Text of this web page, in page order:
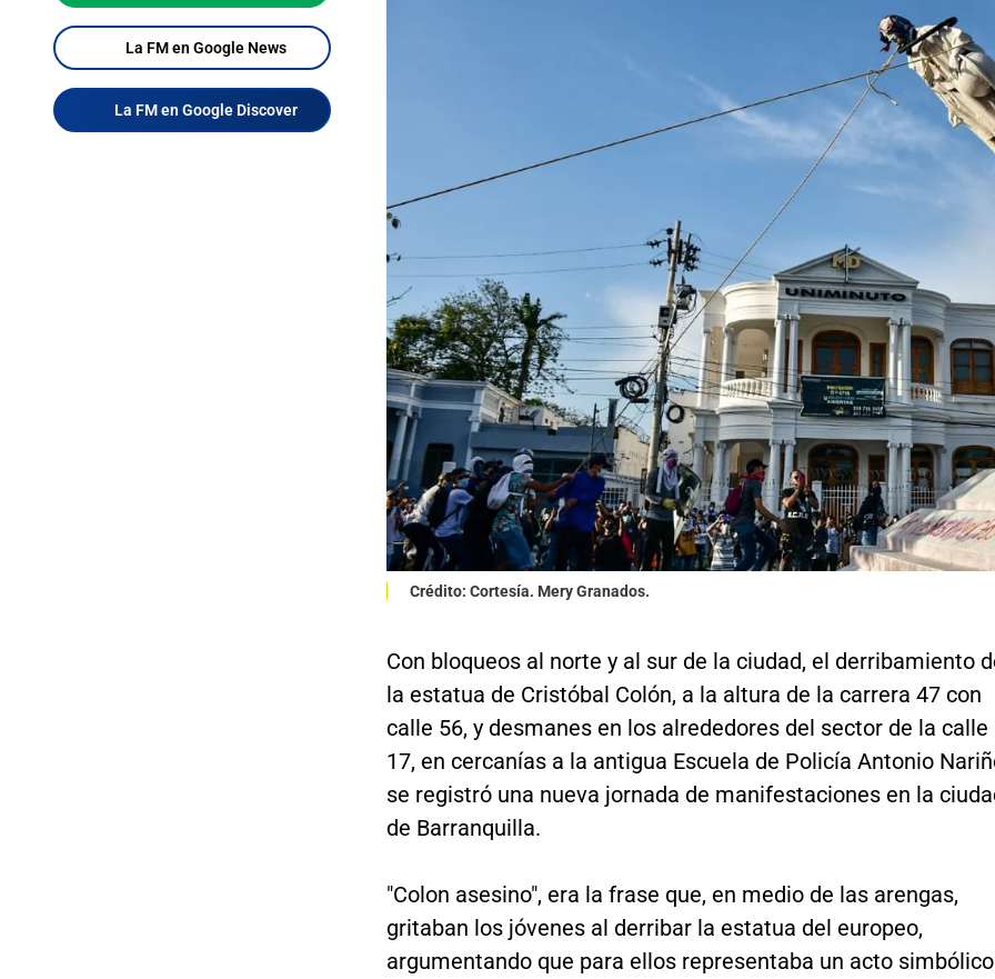
La FM en Google News
La FM en Google Discover
Crédito: Cortesía. Mery Granados.
Con bloqueos al norte y al sur de la ciudad, el derribamiento
la estatua de Cristóbal Colón, a la altura de la carrera 47 con
calle 56, y desmanes en los alrededores del sector de la calle
17, en cercanías a la antigua Escuela de Policía Antonio
se registró una nueva jornada de manifestaciones en la
de Barranquilla.
"Colon asesino", era la frase que, en medio de las arengas,
gritaban los jóvenes al derribar la estatua del europeo,
argumentando que para ellos representaba un acto